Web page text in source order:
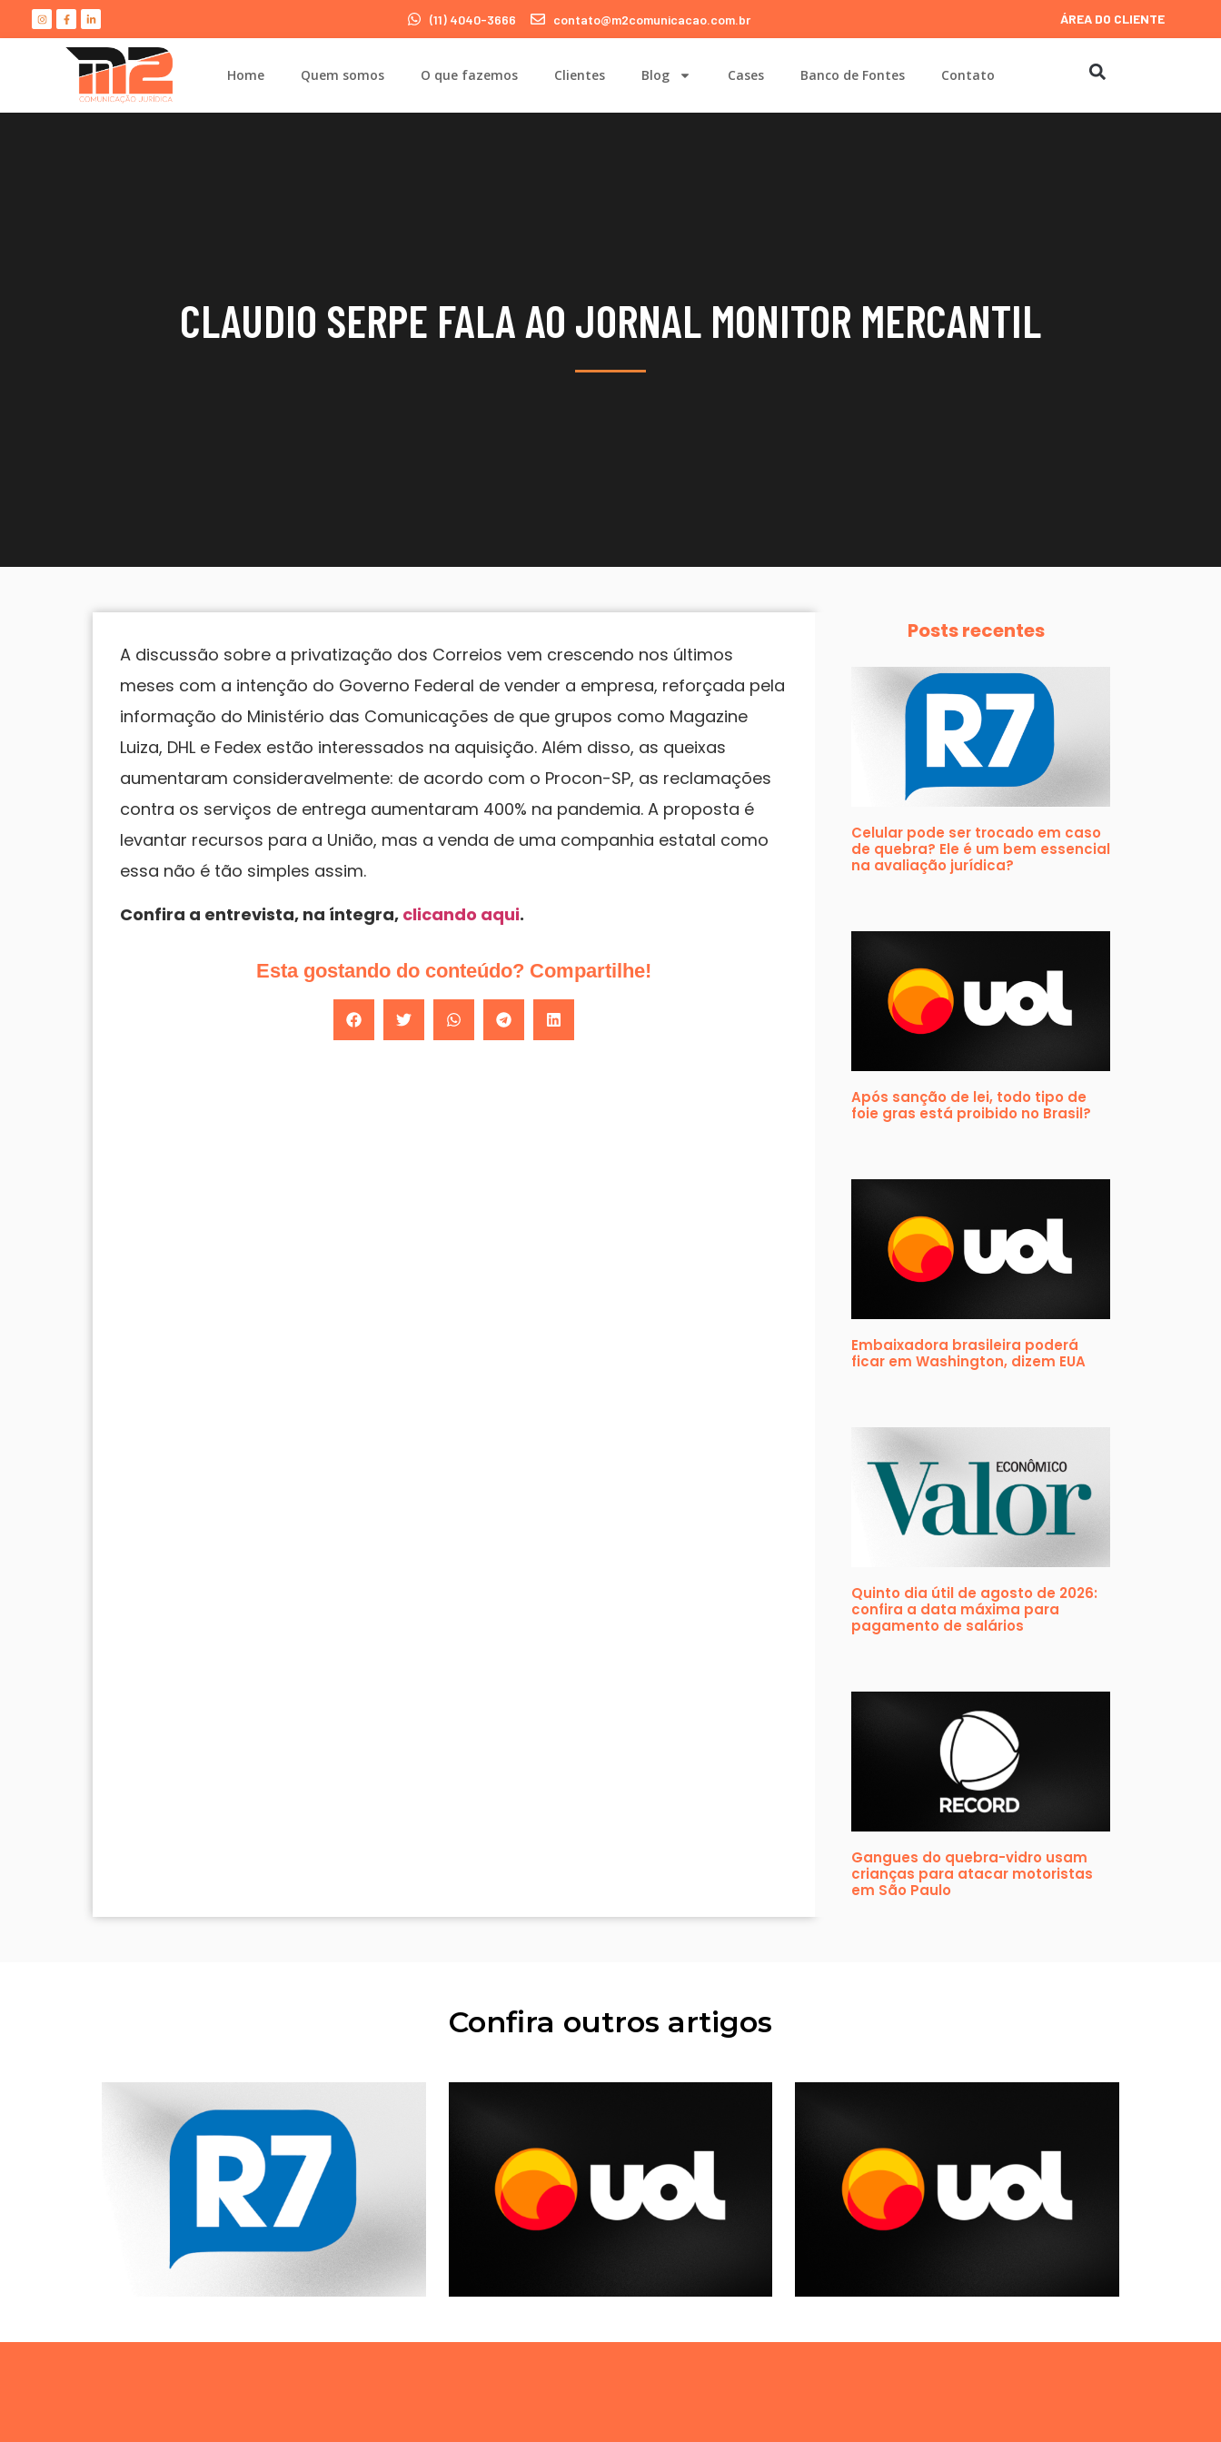
(11) 4040-3666 contato@m2comunicacao.com.br ÁREA DO CLIENTE
Home Quem somos O que fazemos Clientes Blog Cases Banco de Fontes Contato
CLAUDIO SERPE FALA AO JORNAL MONITOR MERCANTIL
A discussão sobre a privatização dos Correios vem crescendo nos últimos
meses com a intenção do Governo Federal de vender a empresa, reforçada pela
informação do Ministério das Comunicações de que grupos como Magazine
Luiza, DHL e Fedex estão interessados na aquisição. Além disso, as queixas
aumentaram consideravelmente: de acordo com o Procon-SP, as reclamações
contra os serviços de entrega aumentaram 400% na pandemia. A proposta é
levantar recursos para a União, mas a venda de uma companhia estatal como
essa não é tão simples assim.
Confira a entrevista, na íntegra, clicando aqui.
Esta gostando do conteúdo? Compartilhe!
Posts recentes
Celular pode ser trocado em caso
de quebra? Ele é um bem essencial
na avaliação jurídica?
Após sanção de lei, todo tipo de
foie gras está proibido no Brasil?
Embaixadora brasileira poderá
ficar em Washington, dizem EUA
Quinto dia útil de agosto de 2026:
confira a data máxima para
pagamento de salários
Gangues do quebra-vidro usam
crianças para atacar motoristas
em São Paulo
Confira outros artigos